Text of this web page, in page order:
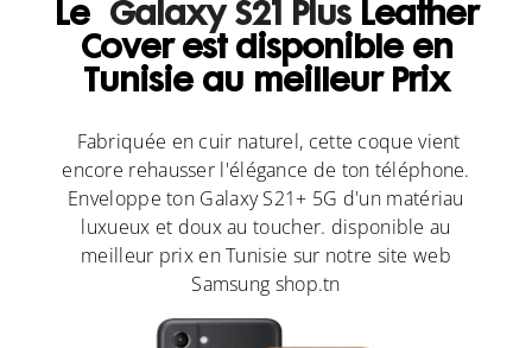
Le Galaxy S21 PlusLeather
Cover est disponible en
Tunisie au meilleur Prix
Fabriquée en cuir naturel, cette coque vient
encore rehausser l'élégance de ton téléphone.
Enveloppe ton Galaxy S21+ 5G d'un matériau
luxueux et doux au toucher. disponible au
meilleur prix en Tunisie sur notre site web
Samsung shop.tn